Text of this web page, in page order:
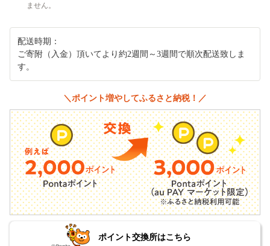
ません。
配送時期：
ご寄附（入金）頂いてより約2週間～3週間で順次配送致しま
す。
＼ポイント増やしてふるさと納税！／
ポイント交換所はこちら